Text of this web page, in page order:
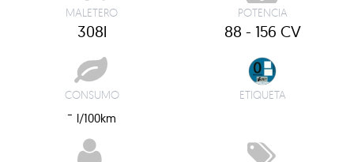
MALETERO
308l
POTENCIA
88 - 156 CV
CONSUMO
- l/100km
ETIQUETA